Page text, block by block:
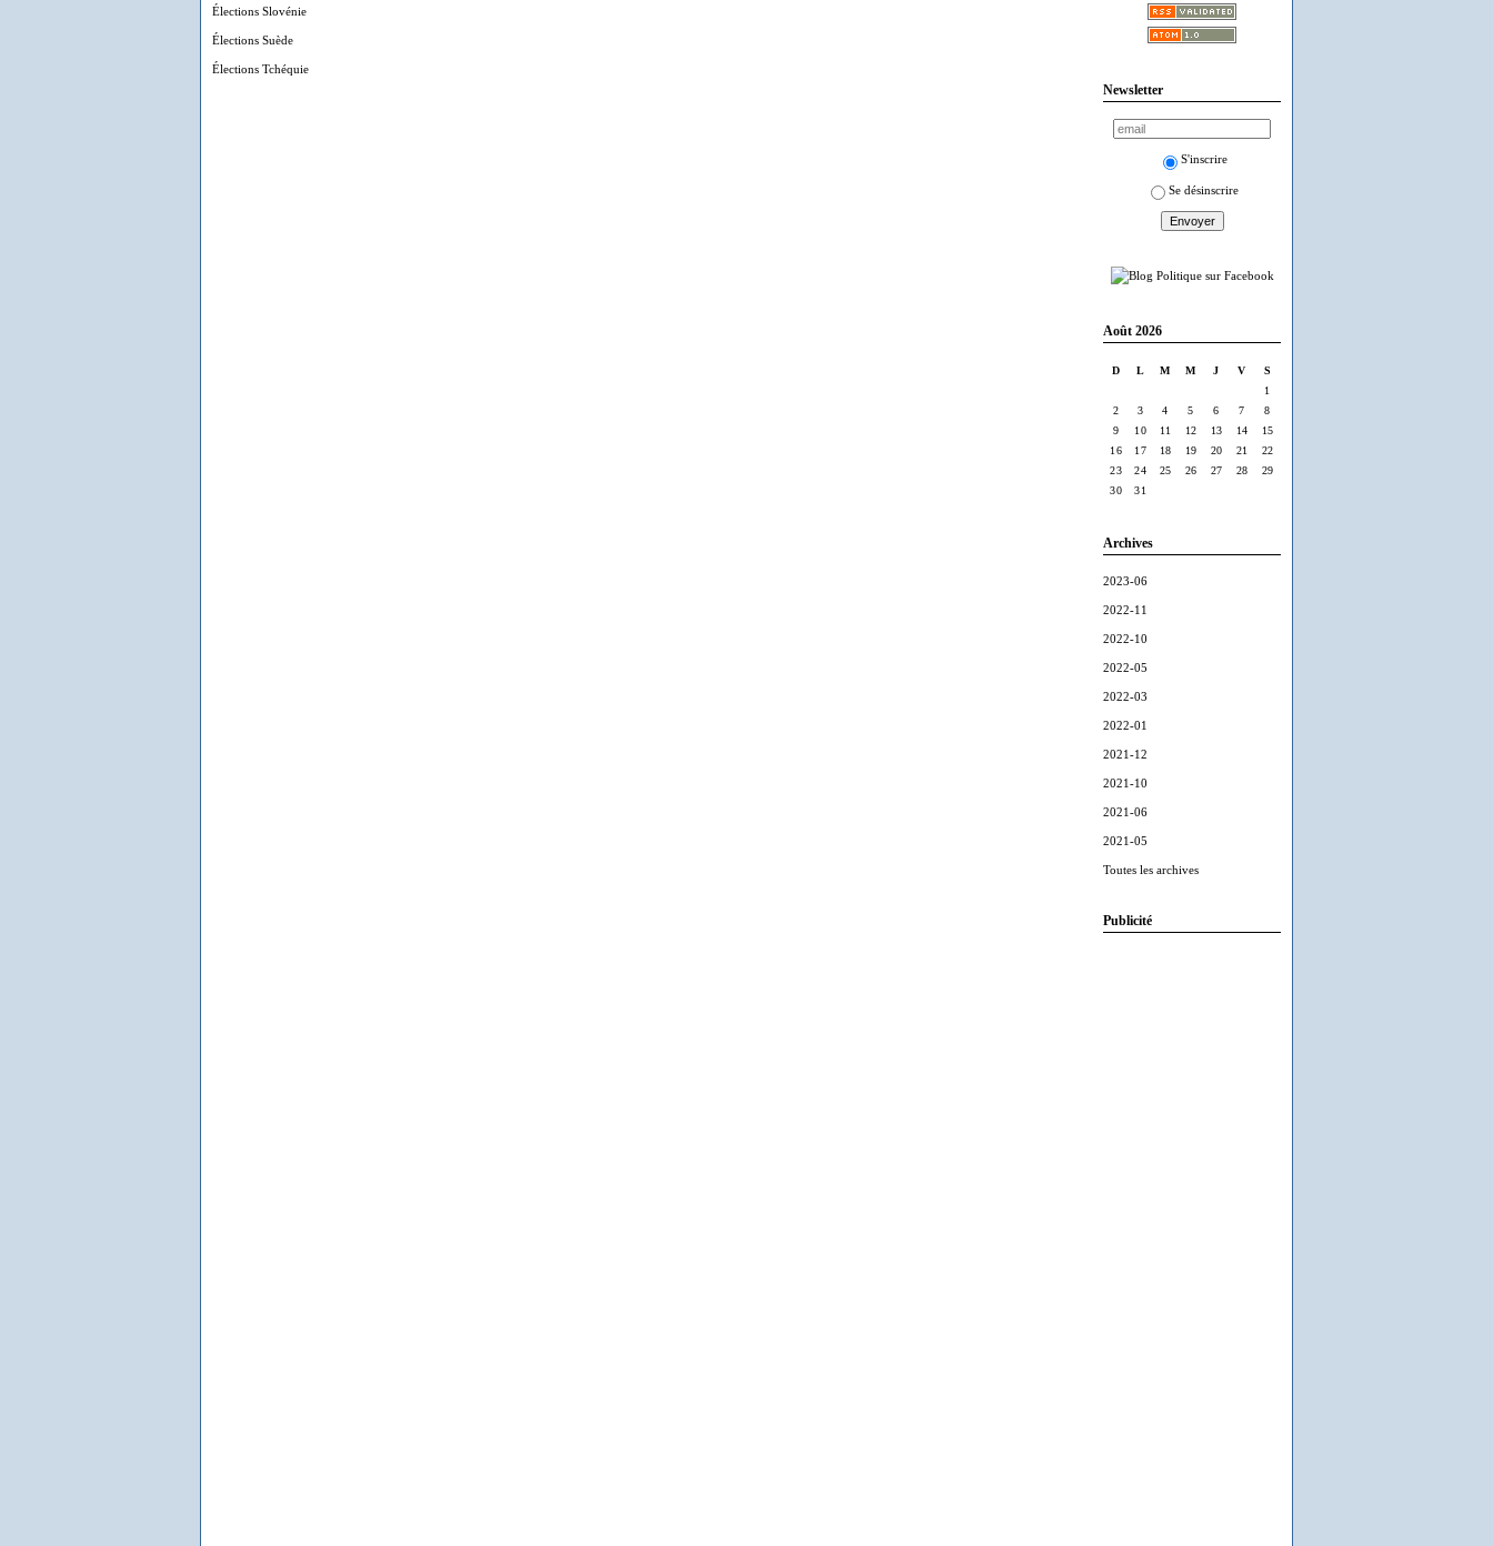
Élections Slovénie
Élections Suède
Élections Tchéquie
Newsletter
S'inscrire
Se désinscrire
Août 2026
D L M M J V
S
1
2
3 4 5 6 7
8
9
10 11 12 13 14
15
16
17 18 19 20 21
22
23
24 25 26 27 28
29
30
31
Archives
2023-06
2022-11
2022-10
2022-05
2022-03
2022-01
2021-12
2021-10
2021-06
2021-05
Toutes les archives
Publicité